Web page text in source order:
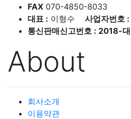
FAX 070-4850-8033
대표 : 이형수 사업자번호 :
통신판매신고번호 : 2018-
About
회사소개
이용약관